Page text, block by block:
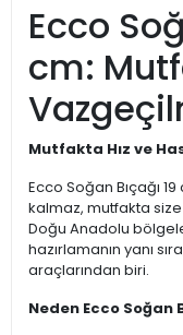
Ecco
cm:
Mutfakta Hız ve
Ecco Soğan Bıçağı
kalmaz, mutfakta size
Doğu Anadolu
hazırlamanın yanı
araçlarından biri.
Neden Ecco Soğan